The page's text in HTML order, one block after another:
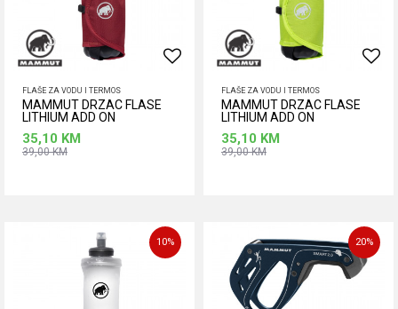
FLAŠE ZA VODU I TERMOS
MAMMUT DRZAC FLASE
LITHIUM ADD ON
35,10 KM
39,00KM
FLAŠE ZA VODU I TERMOS
MAMMUT DRZAC FLASE
LITHIUM ADD ON
35,10 KM
39,00KM
10% 20%